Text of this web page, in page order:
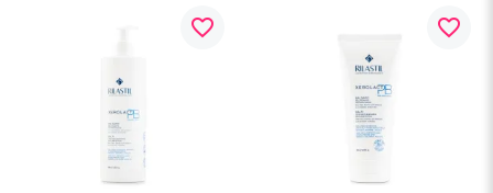
favorite_border favorite_border